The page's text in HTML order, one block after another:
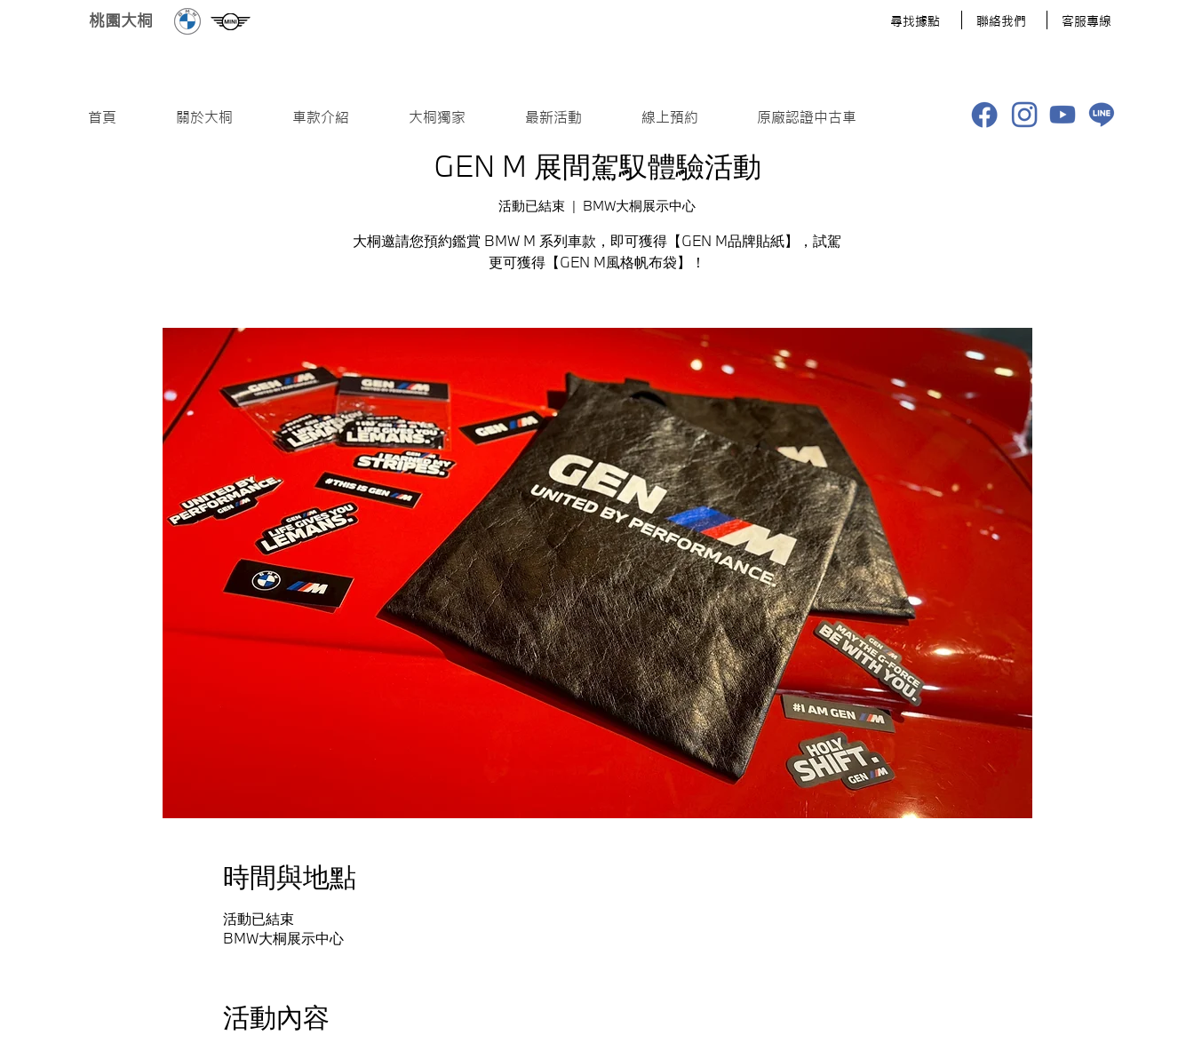
桃園大桐 ​尋找據點 聯絡我們 客服專線
首頁 關於大桐 車款介紹 大桐獨家 最新活動 線上預約 原廠認證中古車
GEN M 展間駕馭體驗活動
活動已結束 BMW大桐展示中心
大桐邀請您預約鑑賞 BMW M 系列車款，即可獲得【GEN M品牌貼紙】，試駕
更可獲得【GEN M風格帆布袋】！
時間與地點
活動已結束
BMW大桐展示中心
活動內容